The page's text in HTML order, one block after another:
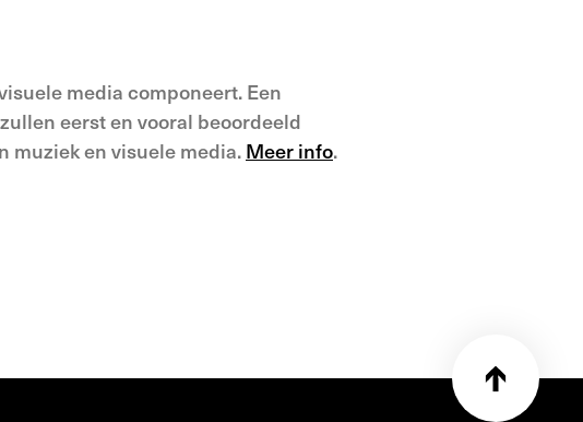
media componeert. Een
eerst en vooral beoordeeld
muziek en visuele media. Meer info.